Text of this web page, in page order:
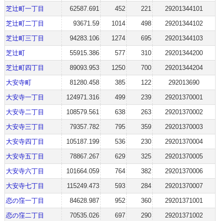
芝辻町一丁目 62587.691 452 221
29201344101
芝辻町二丁目
93671.59 1014 498
29201344102
芝辻町三丁目
94283.106 1274 695
29201344103
芝辻町
55915.386 577 310
29201344200
芝辻町四丁目
89093.953 1250 700
29201344204
大安寺町
81280.458 385 122
292013690
大安寺一丁目
124971.316 499 239
29201370001
大安寺二丁目
108579.561 638 263
29201370002
大安寺三丁目
79357.782 795 359
29201370003
大安寺四丁目
105187.199 536 230
29201370004
大安寺五丁目
78867.267 629 325
29201370005
大安寺六丁目
101664.059 764 382
29201370006
大安寺七丁目
115249.473 593 284
29201370007
恋の窪一丁目
84628.987 952 360
29201371001
恋の窪二丁目
70535.026 697 290
29201371002